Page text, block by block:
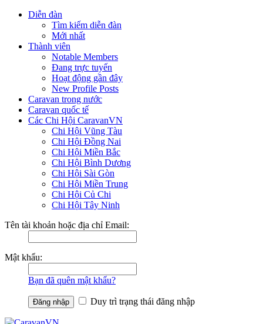
Diễn đàn
Tìm kiếm diễn đàn
Mới nhất
Thành viên
Notable Members
Đang trực tuyến
Hoạt động gần đây
New Profile Posts
Caravan trong nước
Caravan quốc tế
Các Chi Hội CaravanVN
Chi Hội Vũng Tàu
Chi Hội Đồng Nai
Chi Hội Miền Bắc
Chi Hội Bình Dương
Chi Hội Sài Gòn
Chi Hội Miền Trung
Chi Hội Củ Chi
Chi Hội Tây Ninh
Tên tài khoản hoặc địa chỉ Email:
Mật khẩu:
Bạn đã quên mật khẩu?
Duy trì trạng thái đăng nhập